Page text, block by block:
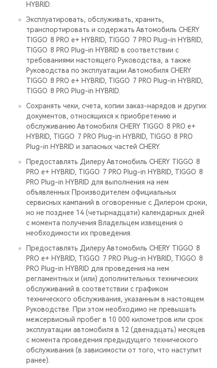
HYBRID.
Эксплуатировать, обслуживать, хранить,
транспортировать и содержать Автомобиль CHERY
TIGGO 8 PRO е+ HYBRID, TIGGO 7 PRO Plug-in HYBRID,
TIGGO 8 PRO Plug-in HYBRID в соответствии с
требованиями настоящего Руководства, а также
Руководства по эксплуатации Автомобиля CHERY
TIGGO 8 PRO е+ HYBRID, TIGGO 7 PRO Plug-in HYBRID,
TIGGO 8 PRO Plug-in HYBRID.
Сохранять чеки, счета, копии заказ-нарядов и других
документов, относящихся к приобретению и
обслуживанию Автомобиля CHERY TIGGO 8 PRO е+
HYBRID, TIGGO 7 PRO Plug-in HYBRID, TIGGO 8 PRO
Plug-in HYBRID и запасных частей CHERY.
Предоставлять Дилеру Автомобиль CHERY TIGGO 8
PRO е+ HYBRID, TIGGO 7 PRO Plug-in HYBRID, TIGGO 8
PRO Plug-in HYBRID для выполнения на нем
объявленных Производителем официальных
сервисных кампаний в оговоренные с Дилером сроки,
но не позднее 14 (четырнадцати) календарных дней
с момента получения Владельцем извещения о
необходимости их проведения.
Предоставлять Дилеру Автомобиль CHERY TIGGO 8
PRO е+ HYBRID, TIGGO 7 PRO Plug-in HYBRID, TIGGO 8
PRO Plug-in HYBRID для проведения на нем
регламентных и (или) дополнительных технических
обслуживаний в соответствии с графиком
технического обслуживания, указанным в настоящем
Руководстве. При этом необходимо не превышать
межсервисный пробег в 10 000 километров или срок
эксплуатации автомобиля в 12 (двенадцать) месяцев
с момента проведения предыдущего технического
обслуживания (в зависимости от того, что наступит
ранее).